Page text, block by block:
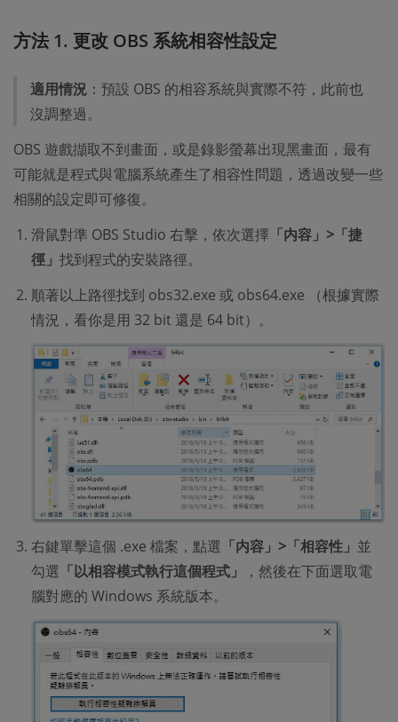
方法 1. 更改 OBS 系統相容性設定
適用情況 ：預設 OBS 的相容系統與實際不符，此前也
沒調整過。
OBS 遊戲擷取不到畫面，或是錄影螢幕出現黑畫面，最有
可能就是程式與電腦系統產生了相容性問題，透過改變一些
相關的設定即可修復。
滑鼠對準 OBS Studio 右擊，依次選擇 「内容」>「捷
徑」 找到程式的安裝路徑。
順著以上路徑找到 obs32.exe 或 obs64.exe （根據實際
情況，看你是用 32 bit 還是 64 bit）。
右鍵單擊這個 .exe 檔案，點選 「内容」>「相容性」 並
勾選 「以相容模式執行這個程式」
，然後在下面選取電
腦對應的 Windows 系統版本。